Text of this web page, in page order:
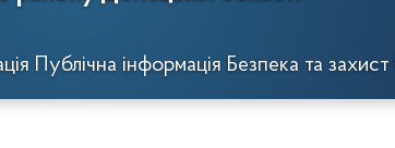
Публічна інформація Безпека та захист